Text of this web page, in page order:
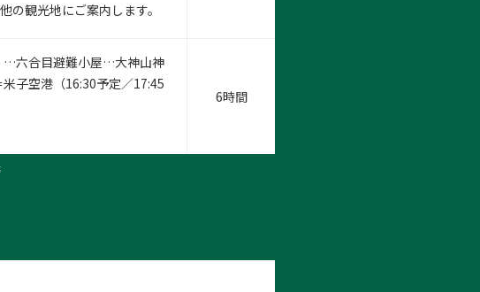
観光地にご案内します。
…六合目避難小屋…大神山神
子空港（16:30予定／17:45
6時間